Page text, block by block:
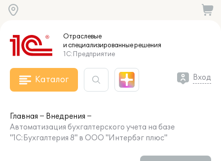
Отраслевые
и специализированныерешения
1С:Предприятие
Каталог Вход
Главная
Внедрения
Автоматизация бухгалтерского учета на базе
"1С:Бухгалтерия 8" в ООО "Интербэг плюс"